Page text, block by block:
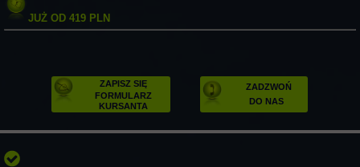
JUŻ OD 419 PLN
ZADZWOŃ
DO NAS
ZAPISZ SIĘ
FORMULARZ
KURSANTA